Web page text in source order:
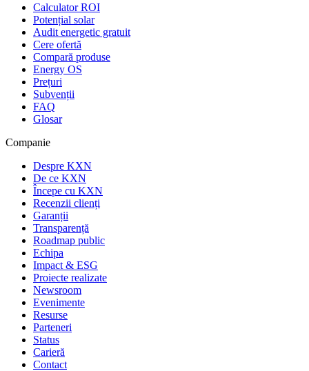
Calculator ROI
Potențial solar
Audit energetic gratuit
Cere ofertă
Compară produse
Energy OS
Prețuri
Subvenții
FAQ
Glosar
Companie
Despre KXN
De ce KXN
Începe cu KXN
Recenzii clienți
Garanții
Transparență
Roadmap public
Echipa
Impact & ESG
Proiecte realizate
Newsroom
Evenimente
Resurse
Parteneri
Status
Carieră
Contact